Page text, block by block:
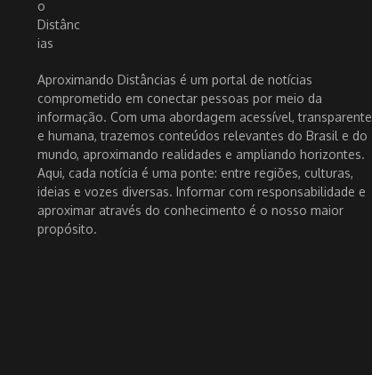
Aproximando Distâncias é um portal de notícias
comprometido em conectar pessoas por meio da
informação. Com uma abordagem acessível, transparente
e humana, trazemos conteúdos relevantes do Brasil e do
mundo, aproximando realidades e ampliando horizontes.
Aqui, cada notícia é uma ponte: entre regiões, culturas,
ideias e vozes diversas. Informar com responsabilidade e
aproximar através do conhecimento é o nosso maior
propósito.